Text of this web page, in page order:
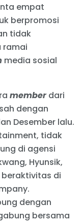
empat
berpromosi
tidak
ramai
media sosial
memberdari
dengan
Desember lalu.
tidak
di agensi
Hyunsik,
beraktivitas di
dengan
bersama